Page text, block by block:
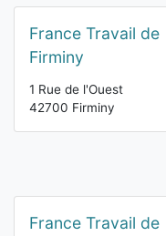
France Travail de
Firminy
1 Rue de l'Ouest
42700 Firminy
France Travail de